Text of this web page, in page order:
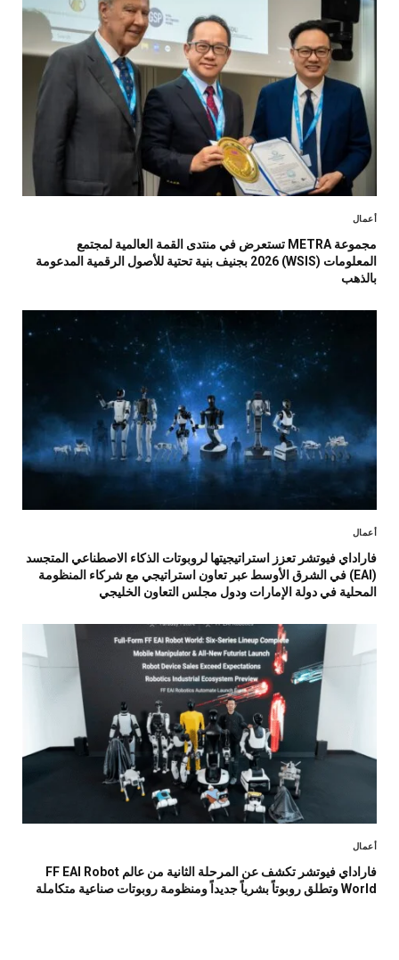
أعمال
مجموعة METRA تستعرض في منتدى القمة العالمية لمجتمع
المعلومات (WSIS) 2026 بجنيف بنية تحتية للأصول الرقمية المدعومة
بالذهب
أعمال
فاراداي فيوتشر تعزز استراتيجيتها لروبوتات الذكاء الاصطناعي المتجسد
(EAI) في الشرق الأوسط عبر تعاون استراتيجي مع شركاء المنظومة
المحلية في دولة الإمارات ودول مجلس التعاون الخليجي
أعمال
فاراداي فيوتشر تكشف عن المرحلة الثانية من عالم FF EAI Robot
World وتطلق روبوتاً بشرياً جديداً ومنظومة روبوتات صناعية متكاملة